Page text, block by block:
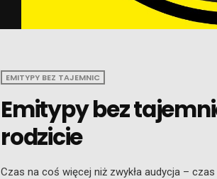
EMITYPY BEZ TAJEMNIC
Emitypy bez
rodzicie
Czas na coś więcej niż zwykła audycja –